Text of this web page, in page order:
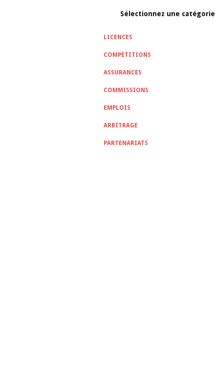
Sélectionnez une catégorie
LICENCES
COMPÉTITIONS
ASSURANCES
COMMISSIONS
EMPLOIS
ARBITRAGE
PARTENARIATS